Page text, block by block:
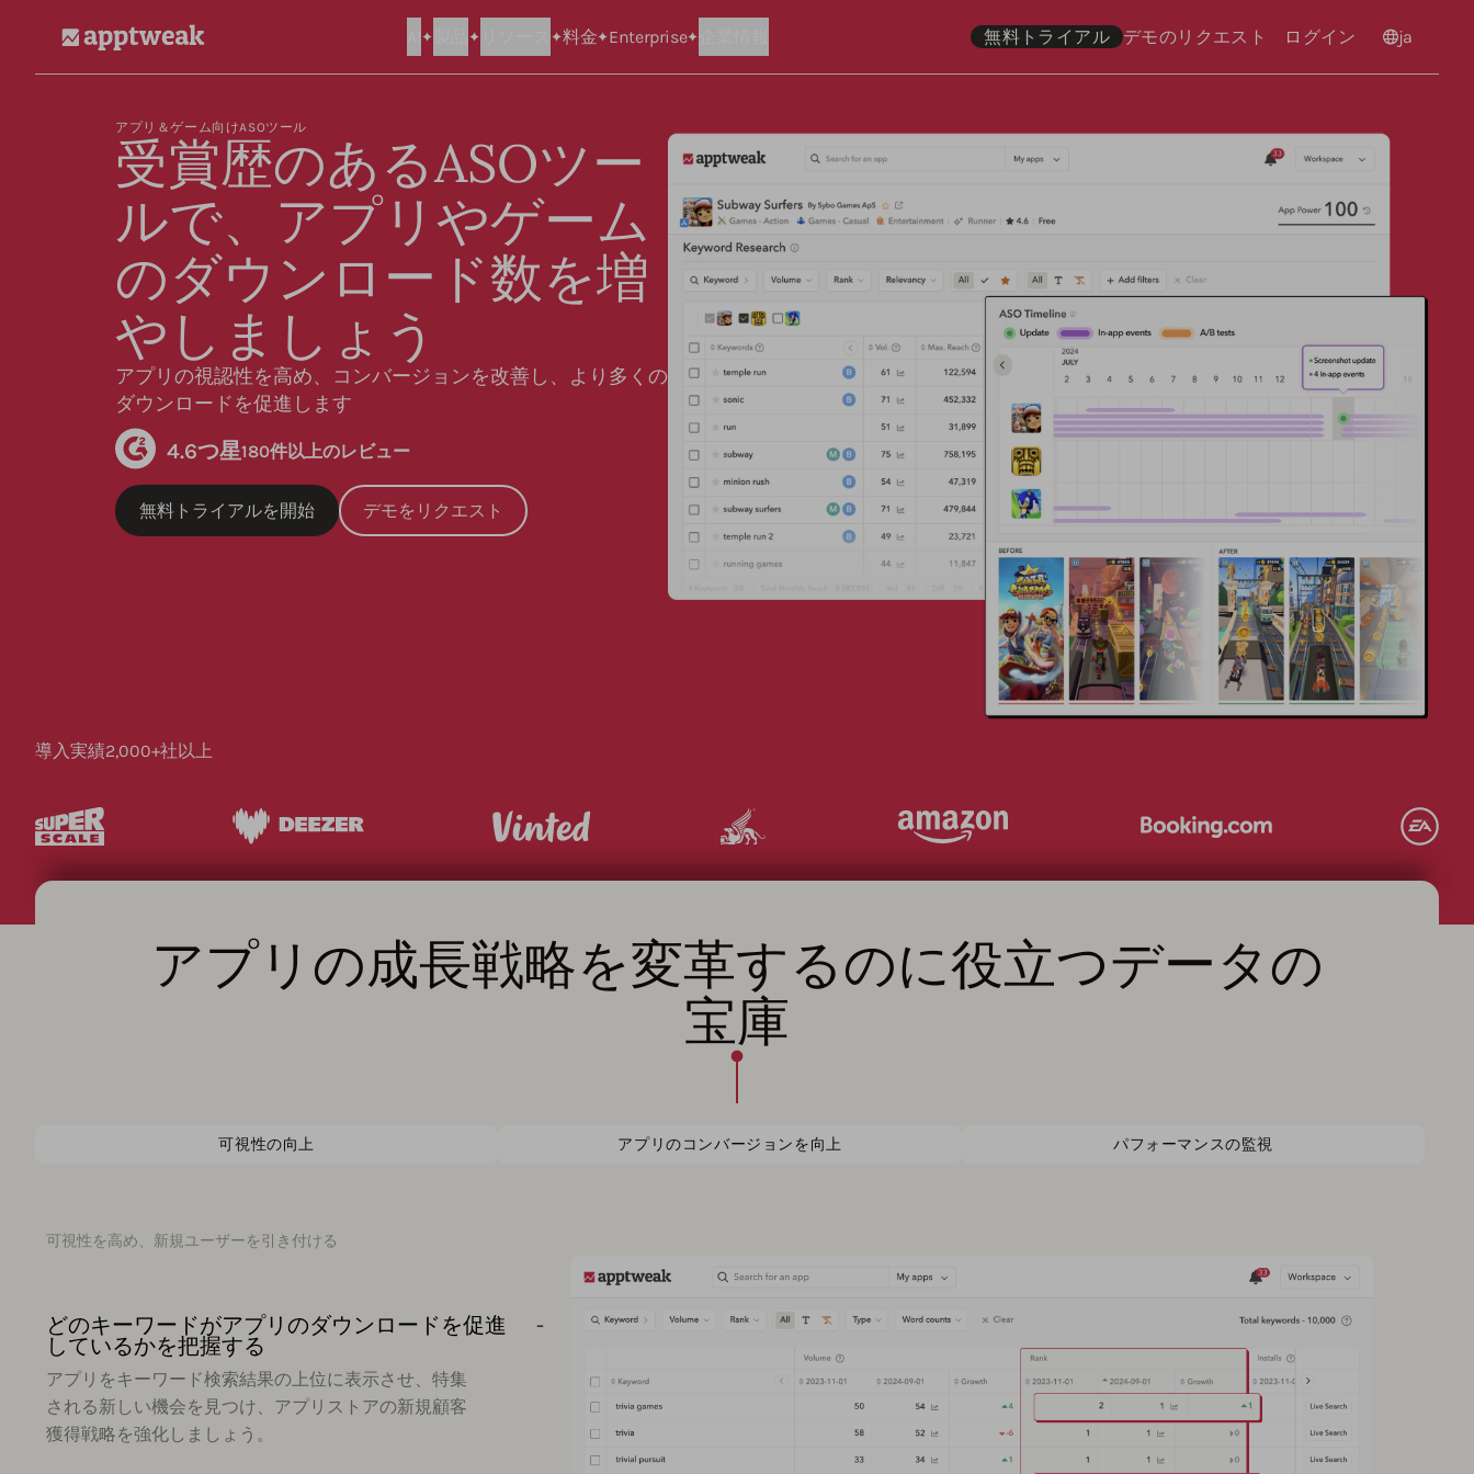
料金 Enterprise 無料トライアル デモのリクエスト ログイン 言語
ja
アプリ＆ゲーム向けASOツール
受賞歴のあるASOツー
ルで、アプリやゲーム
のダウンロード数を増
やしましょう
アプリの視認性を高め、コンバージョンを改善し、より多くの
ダウンロードを促進します
4.6つ星180件以上のレビュー
無料トライアルを開始 デモをリクエスト
導入実績2,000+社以上
アプリの成長戦略を変革するのに役立つデータの
宝庫
可視性の向上 アプリのコンバージョンを向上 パフォーマンスの監視
可視性を高め、新規ユーザーを引き付ける
どのキーワードがアプリのダウンロードを促進
しているかを把握する
アプリをキーワード検索結果の上位に表示させ、特集
される新しい機会を見つけ、アプリストアの新規顧客
獲得戦略を強化しましょう。